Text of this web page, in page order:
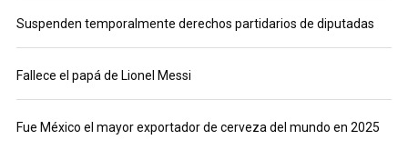
Suspenden temporalmente derechos partidarios de diputadas
Fallece el papá de Lionel Messi
Fue México el mayor exportador de cerveza del mundo en 2025